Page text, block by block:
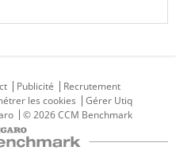
Publicité
Recrutement
les cookies
Gérer Utiq
© 2026 CCM Benchmark